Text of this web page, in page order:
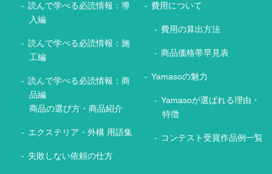
読んで学べる必読情報：導
入編
読んで学べる必読情報：施
工編
読んで学べる必読情報：商
品編
商品の選び方・商品紹介
エクステリア・外構 用語集
失敗しない依頼の仕方
費用について
費用の算出方法
商品価格帯早見表
Yamasoの魅力
Yamasoが選ばれる理由・
特徴
コンテスト受賞作品例一覧